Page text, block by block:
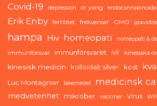
Covid-19 depression dr yang
Erik Enby fertilitet frekvenser GMO
hampa Hiv homeopati homeopati &
immunförsvar immunförsvaret IVF kinesiska
kinesisk medicin kolloidalt silver kost
Luc Montagnier läkemedel medicinsk
medvetenhet mikrober vacciner Virus